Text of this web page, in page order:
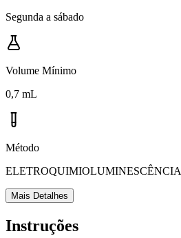
Segunda a sábado
Volume Mínimo
0,7 mL
Método
ELETROQUIMIOLUMINESCÊNCIA
Mais Detalhes
Instruções